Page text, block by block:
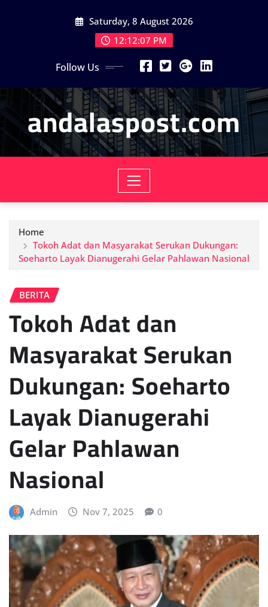
Saturday, 8 August 2026
12:12:09 PM
Follow Us
andalaspost.com
Home
Tokoh Adat dan Masyarakat Serukan Dukungan:
Soeharto Layak Dianugerahi Gelar Pahlawan Nasional
BERITA
Tokoh Adat dan
Masyarakat Serukan
Dukungan: Soeharto
Layak Dianugerahi
Gelar Pahlawan
Nasional
Admin Nov 7, 2025 0